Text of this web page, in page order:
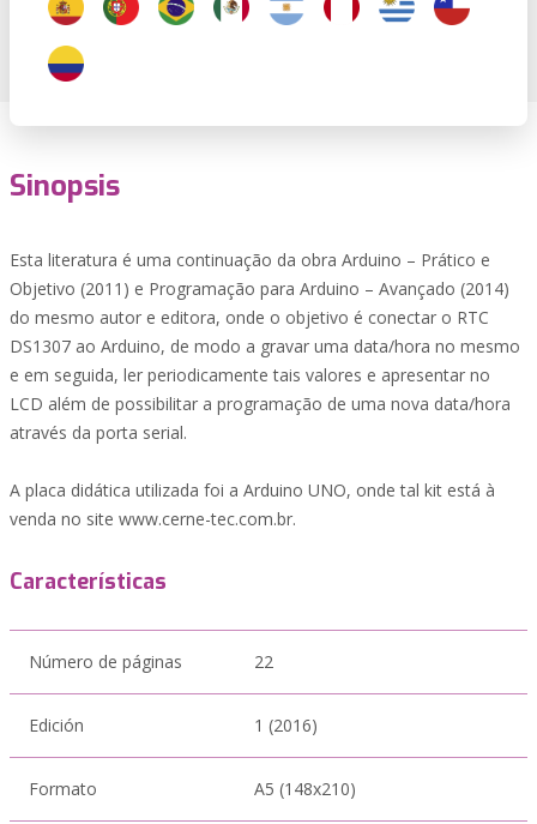
Sinopsis
Esta literatura é uma continuação da obra Arduino – Prático e
Objetivo (2011) e Programação para Arduino – Avançado (2014)
do mesmo autor e editora, onde o objetivo é conectar o RTC
DS1307 ao Arduino, de modo a gravar uma data/hora no mesmo
e em seguida, ler periodicamente tais valores e apresentar no
LCD além de possibilitar a programação de uma nova data/hora
através da porta serial.
A placa didática utilizada foi a Arduino UNO, onde tal kit está à
venda no site www.cerne-tec.com.br.
Características
Número de páginas 22
Edición 1 (2016)
Formato A5 (148x210)